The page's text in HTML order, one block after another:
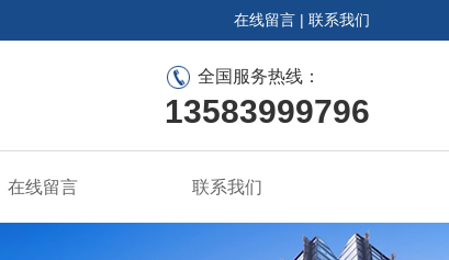
在线留言 | 联系我们
全国服务热线：
13583999796
在线留言 联系我们